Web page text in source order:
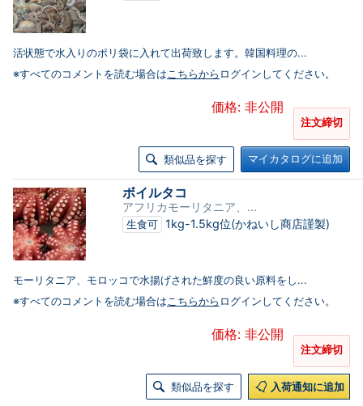
活状態で水入りのポリ袋に入れて出荷致します。韓国料理の...
※すべてのコメントを読む場合はこちらから ログインしてください。
価格: 非公開
注文締切
類似品を探す マイカタログに追加
ボイルタコ
アフリカモーリタニア、...
生食可 1kg-1.5kg位(かねいし商店謹製)
モーリタニア、モロッコで水揚げされた鮮度の良い原料をし...
※すべてのコメントを読む場合はこちらから ログインしてください。
価格: 非公開
注文締切
類似品を探す 入荷通知に追加